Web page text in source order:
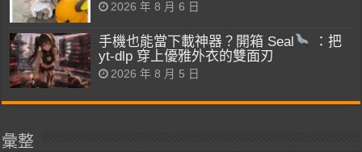
2026 年 8 月 6 日
手機也能當下載神器？開箱 Seal
：把
yt-dlp 穿上優雅外衣的雙面刃
2026 年 8 月 5 日
彙整